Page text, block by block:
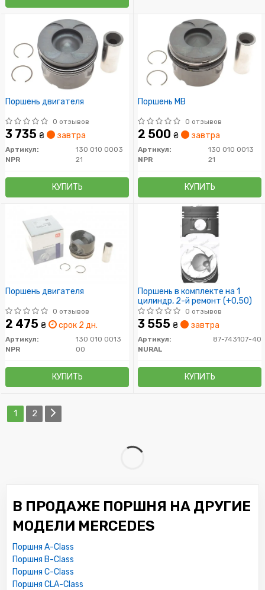
Поршень двигателя
0 отзывов
3 735 ₴ завтра
Артикул:
130 010 0003
21
NPR
КУПИТЬ
Поршень MB
0 отзывов
2 500 ₴ завтра
Артикул:
130 010 0013
21
NPR
КУПИТЬ
Поршень двигателя
0 отзывов
2 475 ₴ срок 2 дн.
Артикул:
130 010 0013
00
NPR
КУПИТЬ
Поршень в комплекте на 1
цилиндр, 2-й ремонт (+0,50)
0 отзывов
3 555 ₴ завтра
Артикул:
87-743107-40
NURAL
КУПИТЬ
1 2
В ПРОДАЖЕ ПОРШНЯ НА ДРУГИЕ
МОДЕЛИ MERCEDES
Поршня A-Class
Поршня B-Class
Поршня C-Class
Поршня CLA-Class